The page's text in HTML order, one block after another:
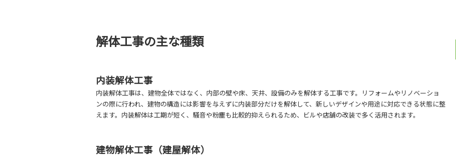
解体工事の主な種類
内装解体工事
内装解体工事は、建物全体ではなく、内部の壁や床、天井、設備のみを解体する工事です。リフォームやリノベーショ
ンの際に行われ、建物の構造には影響を与えずに内装部分だけを解体して、新しいデザインや用途に対応できる状態に整
えます。内装解体は工期が短く、騒音や粉塵も比較的抑えられるため、ビルや店舗の改装で多く活用されます。
建物解体工事（建屋解体）